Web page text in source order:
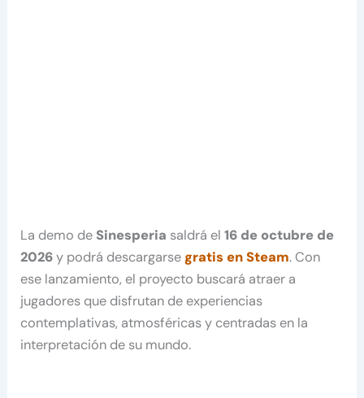
La demo de Sinesperia saldrá el16 de octubre de
2026y podrá descargarsegratis en Steam. Con
ese lanzamiento, el proyecto buscará atraer a
jugadores que disfrutan de experiencias
contemplativas, atmosféricas y centradas en la
interpretación de su mundo.